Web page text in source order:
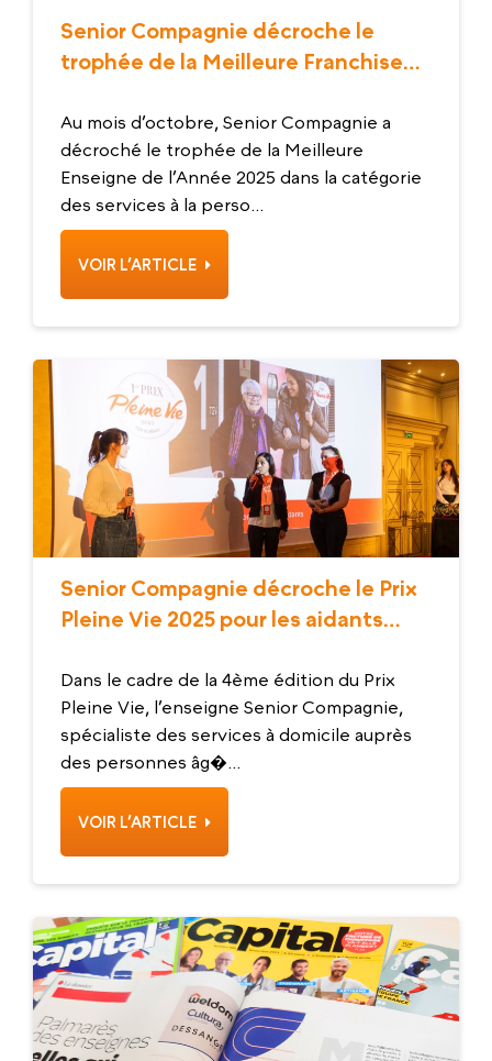
Senior Compagnie décroche le
trophée de la Meilleure Franchise
Au mois d’octobre, Senior Compagnie a
décroché le trophée de la Meilleure
Enseigne de l’Année 2025 dans la catégorie
des services à la perso...
VOIR L’ARTICLE
Senior Compagnie décroche le Prix
Pleine Vie 2025 pour les aidants
Dans le cadre de la 4ème édition du Prix
Pleine Vie, l’enseigne Senior Compagnie,
spécialiste des services à domicile auprès
des personnes âg�...
VOIR L’ARTICLE